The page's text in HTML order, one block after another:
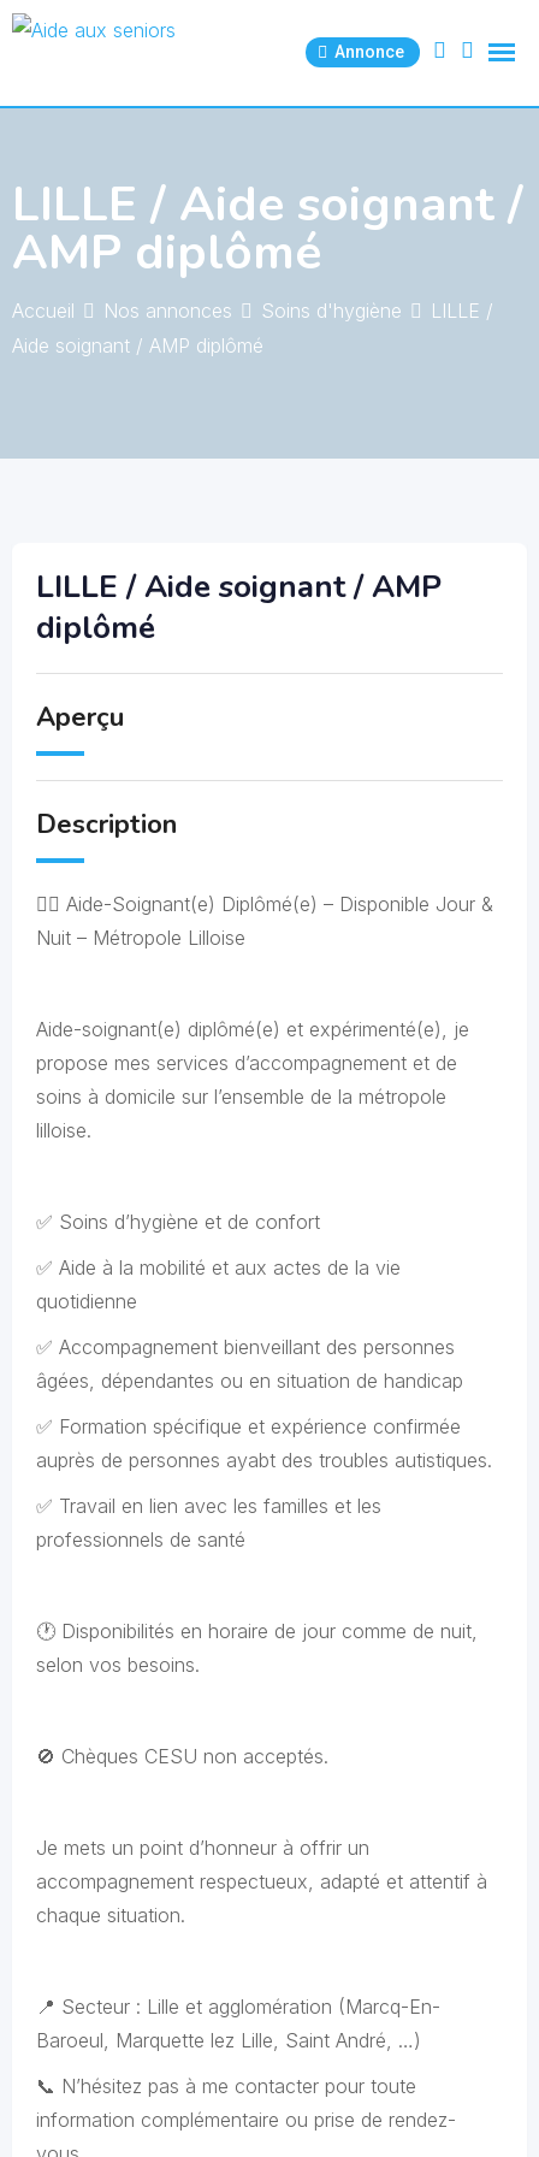
Skip
Annonce
LILLE / Aide soignant /
AMP diplômé
Accueil Nos annonces Soins d'hygiène
LILLE /
Aide soignant / AMP diplômé
LILLE / Aide soignant / AMP
diplômé
Aperçu
Description
👨‍⚕️ Aide-Soignant(e) Diplômé(e) – Disponible Jour &
Nuit – Métropole Lilloise
Aide-soignant(e) diplômé(e) et expérimenté(e), je
propose mes services d’accompagnement et de
soins à domicile sur l’ensemble de la métropole
lilloise.
✅ Soins d’hygiène et de confort
✅ Aide à la mobilité et aux actes de la vie
quotidienne
✅ Accompagnement bienveillant des personnes
âgées, dépendantes ou en situation de handicap
✅ Formation spécifique et expérience confirmée
auprès de personnes ayabt des troubles autistiques.
✅ Travail en lien avec les familles et les
professionnels de santé
🕐 Disponibilités en horaire de jour comme de nuit,
selon vos besoins.
🚫 Chèques CESU non acceptés.
Je mets un point d’honneur à offrir un
accompagnement respectueux, adapté et attentif à
chaque situation.
📍 Secteur : Lille et agglomération (Marcq-En-
Baroeul, Marquette lez Lille, Saint André, …)
📞 N’hésitez pas à me contacter pour toute
information complémentaire ou prise de rendez-